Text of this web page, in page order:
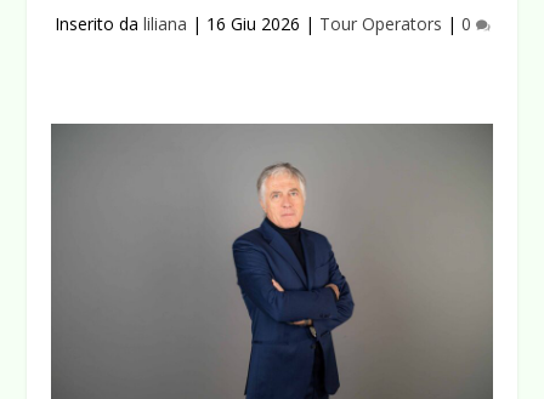
Inserito da liliana | 16 Giu 2026 | Tour Operators | 0